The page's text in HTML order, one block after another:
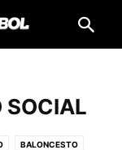
SOCIAL
BALONCESTO